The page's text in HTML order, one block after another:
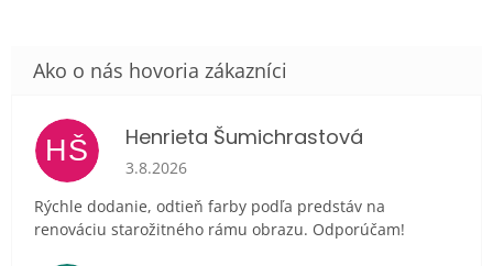
HŠ Henrieta Šumichrastová
Hodnotenie obchodu je 5 z 5 hviezdičiek.
3.8.2026
Rýchle dodanie, odtieň farby podľa predstáv na
renováciu starožitného rámu obrazu. Odporúčam!